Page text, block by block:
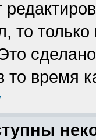
то
то время